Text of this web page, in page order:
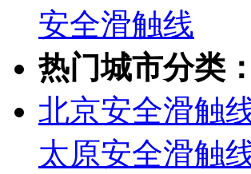
安全滑触线
热门城市分类：
北京安全滑触
太原安全滑触